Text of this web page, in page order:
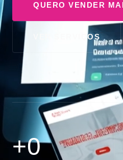
QUERO VENDER
VER SERVIÇOS
+0